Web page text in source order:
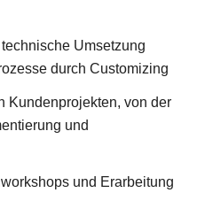
Umsetzung
durch Customizing
Kundenprojekten, von der
und
und Erarbeitung